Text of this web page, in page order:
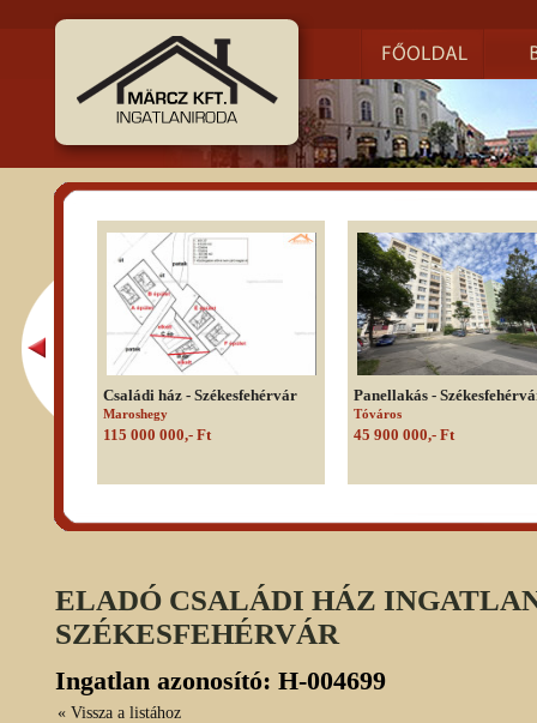
Családi ház - Székesfehérvár
Maroshegy
115 000 000,- Ft
Panellakás -
Tóváros
45 900 000,- Ft
ELADÓ CSALÁDI HÁZ
SZÉKESFEHÉRVÁR
Ingatlan azonosító: H-004699
« Vissza a listához